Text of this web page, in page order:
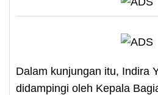
Dalam kunjungan itu, Indira
didampingi oleh Kepala